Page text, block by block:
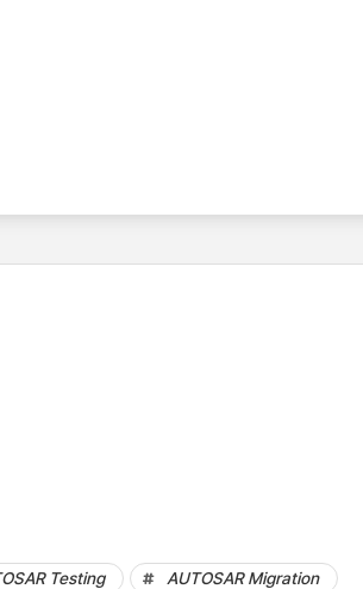
Testing
AUTOSAR Migration